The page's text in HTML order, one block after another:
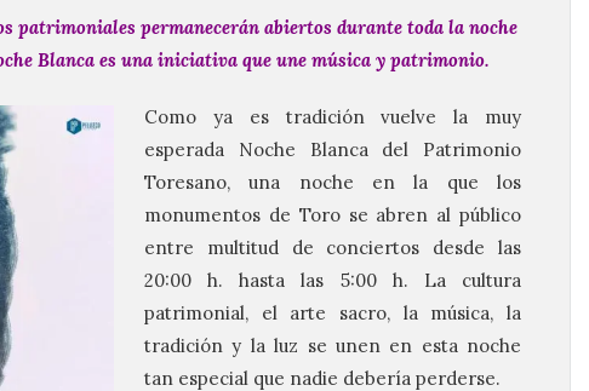
patrimoniales permanecerán abiertos durante toda la noche
Blanca es una iniciativa que une música y patrimonio.
Como ya es tradición vuelve la muy
esperada Noche Blanca del Patrimonio
Toresano, una noche en la que los
monumentos de Toro se abren al público
entre multitud de conciertos desde las
20:00 h. hasta las 5:00 h. La cultura
patrimonial, el arte sacro, la música, la
tradición y la luz se unen en esta noche
tan especial que nadie debería perderse.